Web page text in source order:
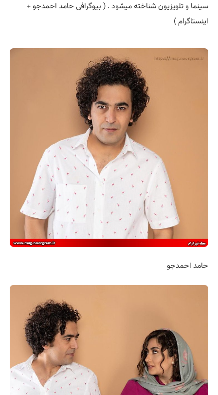
سینما و تلویزیون شناخته میشود . ( بیوگرافی حامد احمدجو +
اینستاگرام )
حامد احمدجو